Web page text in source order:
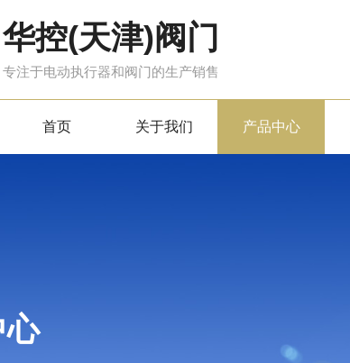
华控(天津)阀门
专注于电动执行器和阀门的生产销售
首页 关于我们 产品中心
心